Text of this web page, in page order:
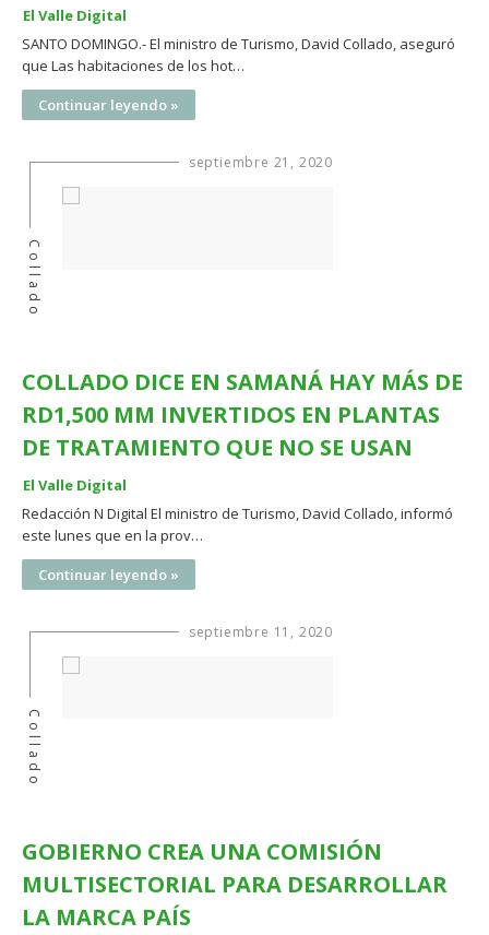
El Valle Digital
SANTO DOMINGO.- El ministro de Turismo, David Collado, aseguró
que Las habitaciones de los hot…
Continuar leyendo »
septiembre 21, 2020
Collado
COLLADO DICE EN SAMANÁ HAY MÁS DE
RD1,500 MM INVERTIDOS EN PLANTAS
DE TRATAMIENTO QUE NO SE USAN
El Valle Digital
Redacción N Digital El ministro de Turismo, David Collado, informó
este lunes que en la prov…
Continuar leyendo »
septiembre 11, 2020
Collado
GOBIERNO CREA UNA COMISIÓN
MULTISECTORIAL PARA DESARROLLAR
LA MARCA PAÍS